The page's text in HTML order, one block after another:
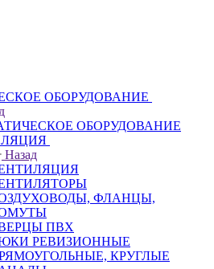
ОБОРУДОВАНИЕ
ОБОРУДОВАНИЕ
Назад
ФЛАНЦЫ,
ПВХ
РЕВИЗИОННЫЕ
КРУГЛЫЕ